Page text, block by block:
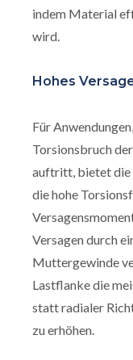
indem Material
wird.
Hohes
Für
Torsionsbruch
auftritt, bietet die
die hohe
Versagen durch
Muttergewinde
Lastflanke die
statt radialer
zu erhöhen.